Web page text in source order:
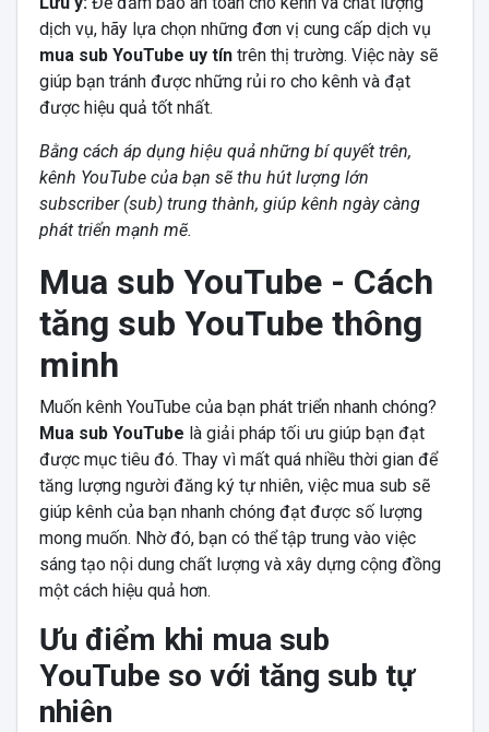
dịch vụ, hãy lựa chọn những đơn vị cung cấp dịch vụ
mua sub YouTube uy tíntrên thị trường. Việc này sẽ
giúp bạn tránh được những rủi ro cho kênh và đạt
được hiệu quả tốt nhất.
Bằng cách áp dụng hiệu quả những bí quyết trên,
kênh YouTube của bạn sẽ thu hút lượng lớn
subscriber (sub) trung thành, giúp kênh ngày càng
phát triển mạnh mẽ.
Mua sub YouTube - Cách
tăng sub YouTube thông
minh
Muốn kênh YouTube của bạn phát triển nhanh chóng?
Mua sub YouTube là giải pháp tối ưu giúp bạn đạt
được mục tiêu đó. Thay vì mất quá nhiều thời gian để
tăng lượng người đăng ký tự nhiên, việc mua sub sẽ
giúp kênh của bạn nhanh chóng đạt được số lượng
mong muốn. Nhờ đó, bạn có thể tập trung vào việc
sáng tạo nội dung chất lượng và xây dựng cộng đồng
một cách hiệu quả hơn.
Ưu điểm khi mua sub
YouTube so với tăng sub tự
nhiên